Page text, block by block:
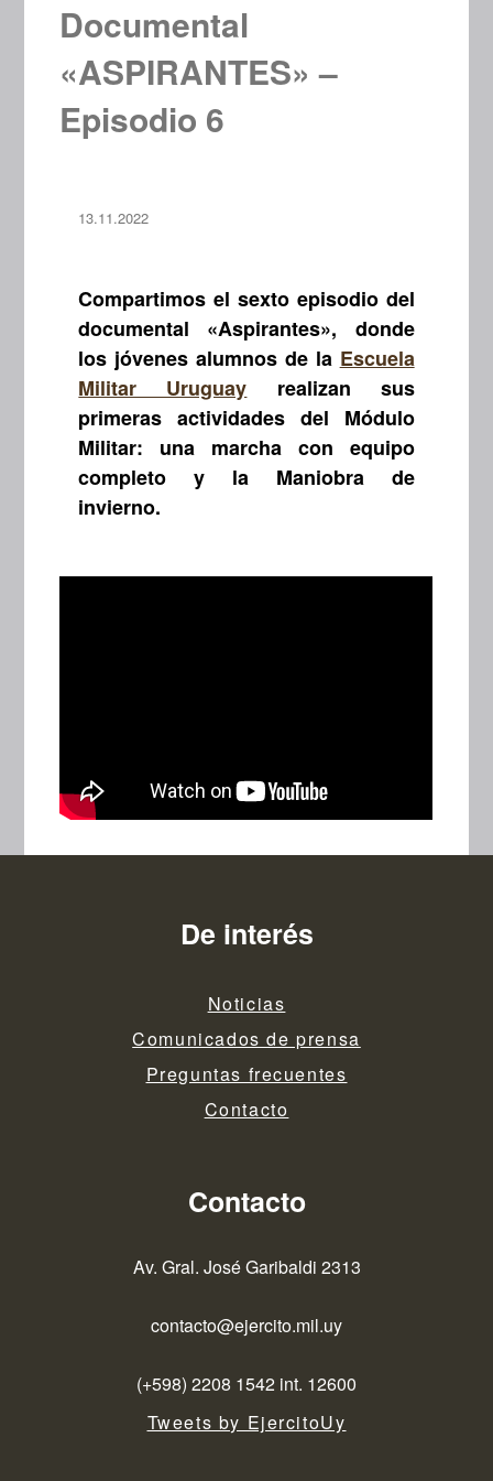
Documental
«ASPIRANTES» –
Episodio 6
13.11.2022
Compartimos el sexto episodio del
documental «Aspirantes», donde
los jóvenes alumnos de la Escuela
Militar Uruguay
realizan sus
primeras actividades del Módulo
Militar: una marcha con equipo
completo y la Maniobra de
invierno.
De interés
Noticias
Comunicados de prensa
Preguntas frecuentes
Contacto
Contacto
Av. Gral. José Garibaldi 2313
contacto@ejercito.mil.uy
(+598) 2208 1542 int. 12600
Tweets by EjercitoUy